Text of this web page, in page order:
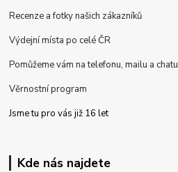
Recenze a fotky našich zákazníků
Výdejní místa po celé ČR
Pomůžeme vám na telefonu, mailu a chatu
Věrnostní program
Jsme tu pro vás již 16 let
Kde nás najdete